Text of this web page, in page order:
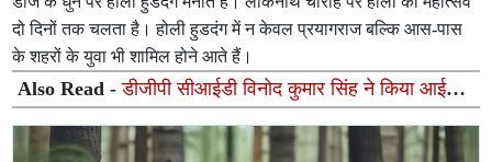
दो दिनों तक चलता है। होली हुडदंग में न केवल प्रयागराज बल्कि आस-पास
के शहरों के युवा भी शामिल होने आते हैं।
Also Read -डीजीपी सीआईडी विनोद कुमार सिंह ने किया आईजी
अखिलेश निगम 'अखिल' की दो पुस्तकों का लोकार्पण